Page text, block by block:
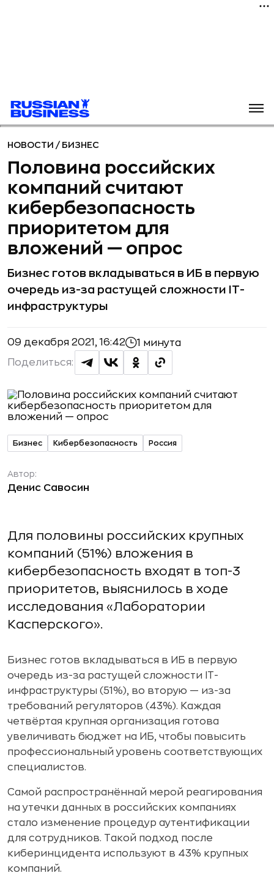
НОВОСТИ / БИЗНЕС
Половина российских
компаний считают
кибербезопасность
приоритетом для
вложений — опрос
Бизнес готов вкладываться в ИБ в первую
очередь из-за растущей сложности IT-
инфраструктуры
09 декабря 2021, 16:42 1 минута
Поделиться:
Бизнес Кибербезопасность Россия
Автор:
Денис Савосин
Для половины российских крупных
компаний (51%) вложения в
кибербезопасность входят в топ-3
приоритетов, выяснилось в ходе
исследования «Лаборатории
Касперского».
Бизнес готов вкладываться в ИБ в первую
очередь из-за растущей сложности IT-
инфраструктуры (51%), во вторую — из-за
требований регуляторов (43%). Каждая
четвёртая крупная организация готова
увеличивать бюджет на ИБ, чтобы повысить
профессиональный уровень соответствующих
специалистов.
Самой распространённай мерой реагирования
на утечки данных в российских компаниях
стало изменение процедур аутентификации
для сотрудников. Такой подход после
киберинцидента используют в 43% крупных
компаний.